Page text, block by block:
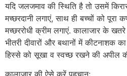
यदि जलजमाव की स्थिति है तो उसमें
मच्छरदानी लगाएं, साथ ही बच्चों को पूरा
मच्छररोधी क्रीम लगाएं. कालाजार के
भीतरी दीवारों और बथानों में
हिस्से को सूखा व स्वच्छ रखने की अपील